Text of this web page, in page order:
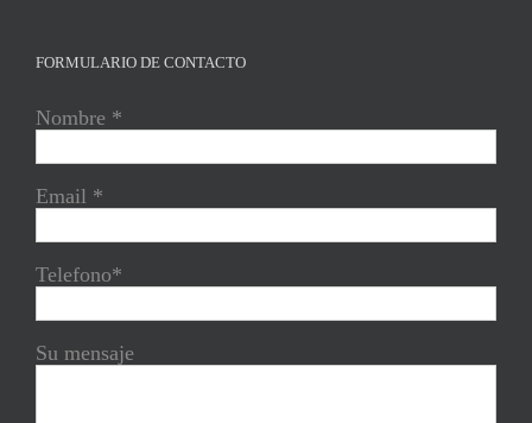
FORMULARIO DE CONTACTO
Nombre *
Email *
Telefono*
Su mensaje